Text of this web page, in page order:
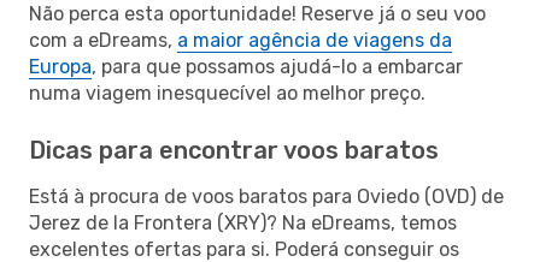
Não perca esta oportunidade! Reserve já o seu voo
com a eDreams, a maior agência de viagens da
Europa, para que possamos ajudá-lo a embarcar
numa viagem inesquecível ao melhor preço.
Dicas para encontrar voos baratos
Está à procura de voos baratos para Oviedo (OVD) de
Jerez de la Frontera (XRY)? Na eDreams, temos
excelentes ofertas para si. Poderá conseguir os